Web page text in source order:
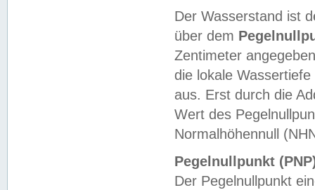
Der Wasserstand ist
über dem
Zentimeter
die lokale
aus. Erst durch die
Wert des
Normalhöhennull
Pegelnullpunkt
Der Pegelnullpunkt